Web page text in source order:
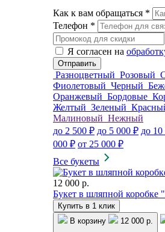
Как к вам обращаться *
Телефон *
Я согласен на
Разноцветный Розовый
Фиолетовый Черный
Оранжевый Бордовые
Желтый Зеленый
Малиновый Нежный
до 2 500 ₽ до 5 000 ₽ до
000 ₽ от 25 000 ₽
Все букеты
12 000 р.
Букет в шляпной коробке
Купить в 1 клик
В корзину
12 000 р.